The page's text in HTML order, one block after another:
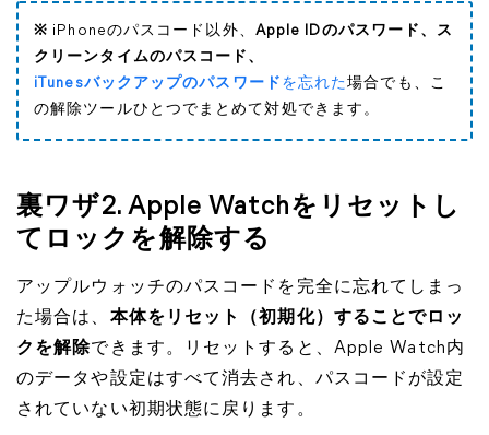
※ iPhoneのパスコード以外、 Apple IDのパスワード、ス
クリーンタイムのパスコード、
iTunesバックアップのパスワード を忘れた場合でも、こ
の解除ツールひとつでまとめて対処できます。
裏ワザ2. Apple Watchをリセットし
てロックを解除する
アップルウォッチのパスコードを完全に忘れてしまっ
た場合は、 本体をリセット（初期化）することでロッ
クを解除できます。リセットすると、Apple Watch内
のデータや設定はすべて消去され、パスコードが設定
されていない初期状態に戻ります。